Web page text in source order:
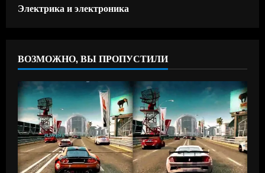
Электрика и электроника
ВОЗМОЖНО, ВЫ ПРОПУСТИЛИ